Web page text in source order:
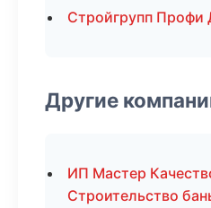
Стройгрупп Профи
Другие
ИП Мастер
Строительство